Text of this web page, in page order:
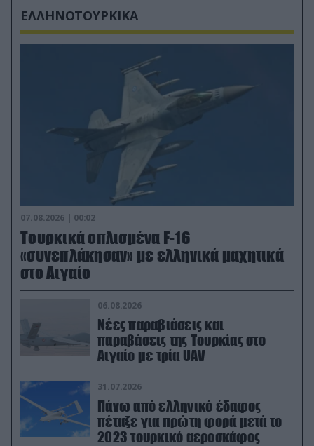
ΕΛΛΗΝΟΤΟΥΡΚΙΚΑ
07.08.2026 | 00:02
Τουρκικά οπλισμένα F-16
«συνεπλάκησαν» με ελληνικά μαχητικά
στο Αιγαίο
06.08.2026
Νέες παραβιάσεις και
παραβάσεις της Τουρκίας στο
Αιγαίο με τρία UAV
31.07.2026
Πάνω από ελληνικό έδαφος
πέταξε για πρώτη φορά μετά το
2023 τουρκικό αεροσκάφος